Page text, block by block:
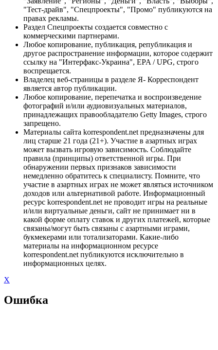
"Тест-драйв", "Спецпроекты", "Промо" публикуются на
правах рекламы.
Раздел Спецпроекты создается совместно с
коммерческими партнерами.
Любое копирование, публикация, републикация и
другое распространение информации, которое содержит
ссылку на "Интерфакс-Украина", EPA / UPG, строго
воспрещается.
Владелец веб-страницы в разделе Я- Корреспондент
является автор публикации.
Любое копирование, перепечатка и воспроизведение
фотографий и/или аудиовизуальных материалов,
принадлежащих правообладателю Getty Images, строго
запрещено.
Материалы сайта korrespondent.net предназначены для
лиц старше 21 года (21+). Участие в азартных играх
может вызвать игровую зависимость. Соблюдайте
правила (принципы) ответственной игры. При
обнаружении первых признаков зависимости
немедленно обратитесь к специалисту. Помните, что
участие в азартных играх не может являться источником
доходов или альтернативой работе. Информационный
ресурс korrespondent.net не проводит игры на реальные
и/или виртуальные деньги, сайт не принимает ни в
какой форме оплату ставок и других платежей, которые
связаны/могут быть связаны с азартными играми,
букмекерами или тотализаторами. Какие-либо
материалы на информационном ресурсе
korrespondent.net публикуются исключительно в
информационных целях.
X
Ошибка